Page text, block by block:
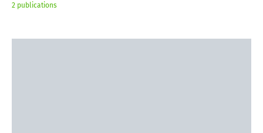
2 publications